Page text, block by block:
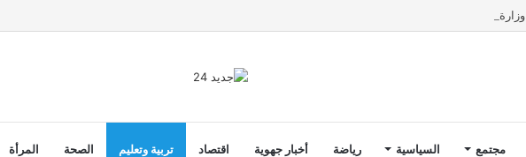
وزارة التربية الوطنية تؤكد انطلاق الدخول المدرسي 2026-2027 في موعده الرسمي
مجتمع السياسية رياضة أخبار جهوية اقتصاد تربية وتعليم الصحة المرأة